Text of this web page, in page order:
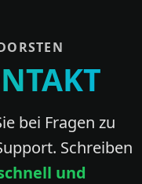
bei Fragen zu
Schreiben
und